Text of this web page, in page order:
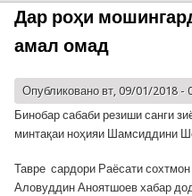
Дар роҳи
амал омад
Опубликовано вт, 09/01/2018 -
Бинобар сабаби резиши санги
минтақаи ноҳияи Шамсиддини
Тавре сардори Раёсати
Аловуддин Аноятшоев хабар